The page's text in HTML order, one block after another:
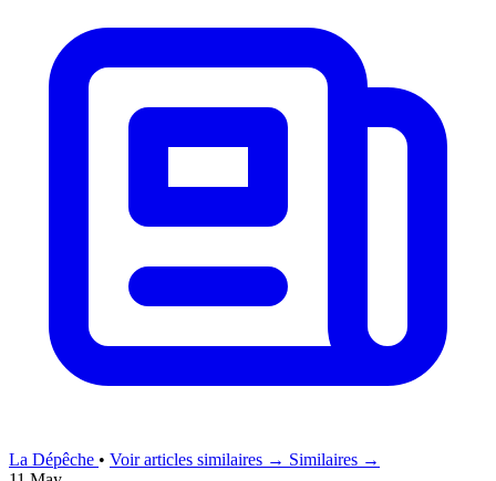
La Dépêche • Voir articles similaires → Similaires →